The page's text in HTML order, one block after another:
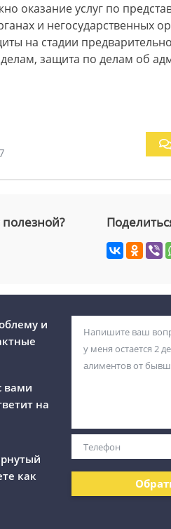
оказание услуг по
и негосударственных
на стадии
защита по делам об
полезной?
и
вами
на
как